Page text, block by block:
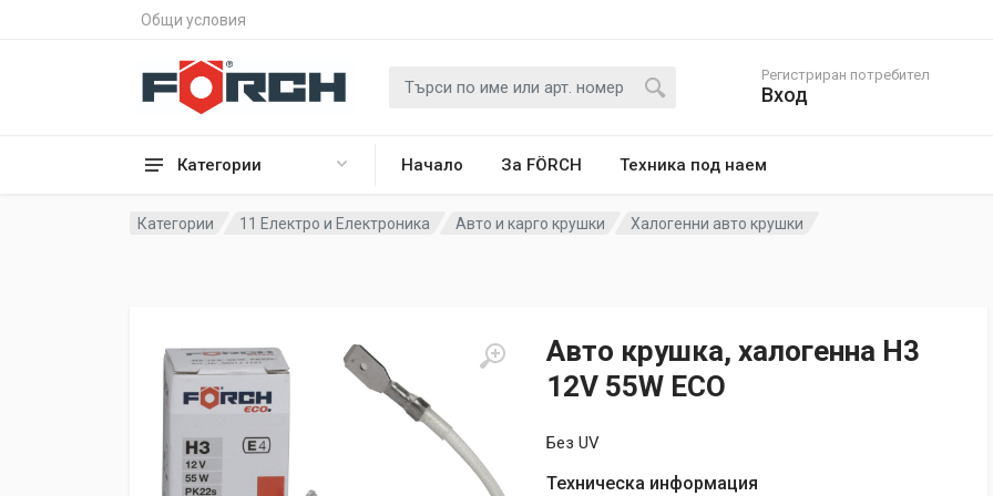
Общи условия
Категории Начало За FÖRCH Техника под наем
Регистриран потребител
Вход
Категории 11 Електро и Електроника Авто и карго крушки Халогенни авто крушки
Авто крушка, халогенна Н3
12V 55W ECO
Без UV
Техническа информация